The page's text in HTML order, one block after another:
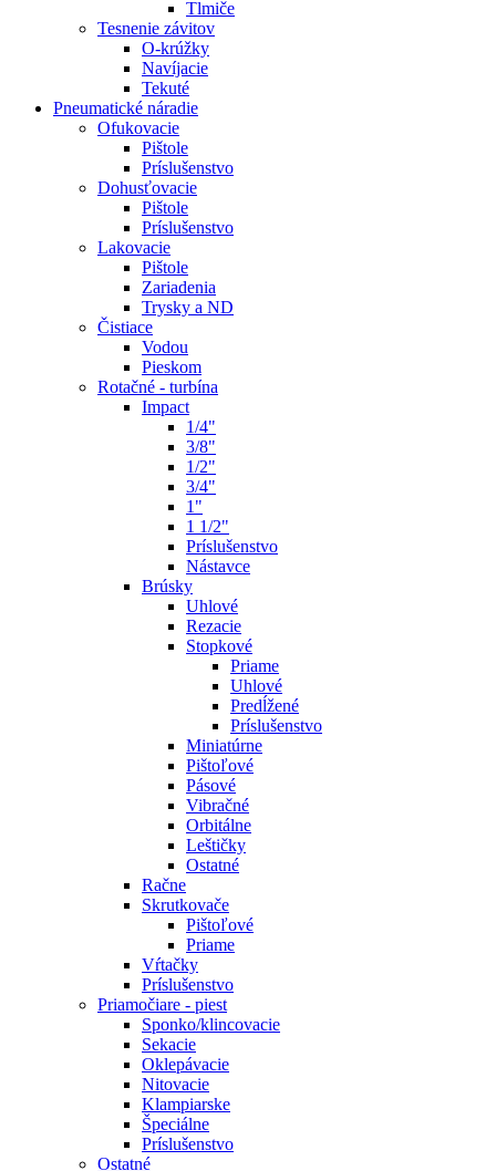
Tlmiče
Tesnenie závitov
O-krúžky
Navíjacie
Tekuté
Pneumatické náradie
Ofukovacie
Pištole
Príslušenstvo
Dohusťovacie
Pištole
Príslušenstvo
Lakovacie
Pištole
Zariadenia
Trysky a ND
Čistiace
Vodou
Pieskom
Rotačné - turbína
Impact
1/4"
3/8"
1/2"
3/4"
1"
1 1/2"
Príslušenstvo
Nástavce
Brúsky
Uhlové
Rezacie
Stopkové
Priame
Uhlové
Predĺžené
Príslušenstvo
Miniatúrne
Pištoľové
Pásové
Vibračné
Orbitálne
Leštičky
Ostatné
Račne
Skrutkovače
Pištoľové
Priame
Vŕtačky
Príslušenstvo
Priamočiare - piest
Sponko/klincovacie
Sekacie
Oklepávacie
Nitovacie
Klampiarske
Špeciálne
Príslušenstvo
Ostatné